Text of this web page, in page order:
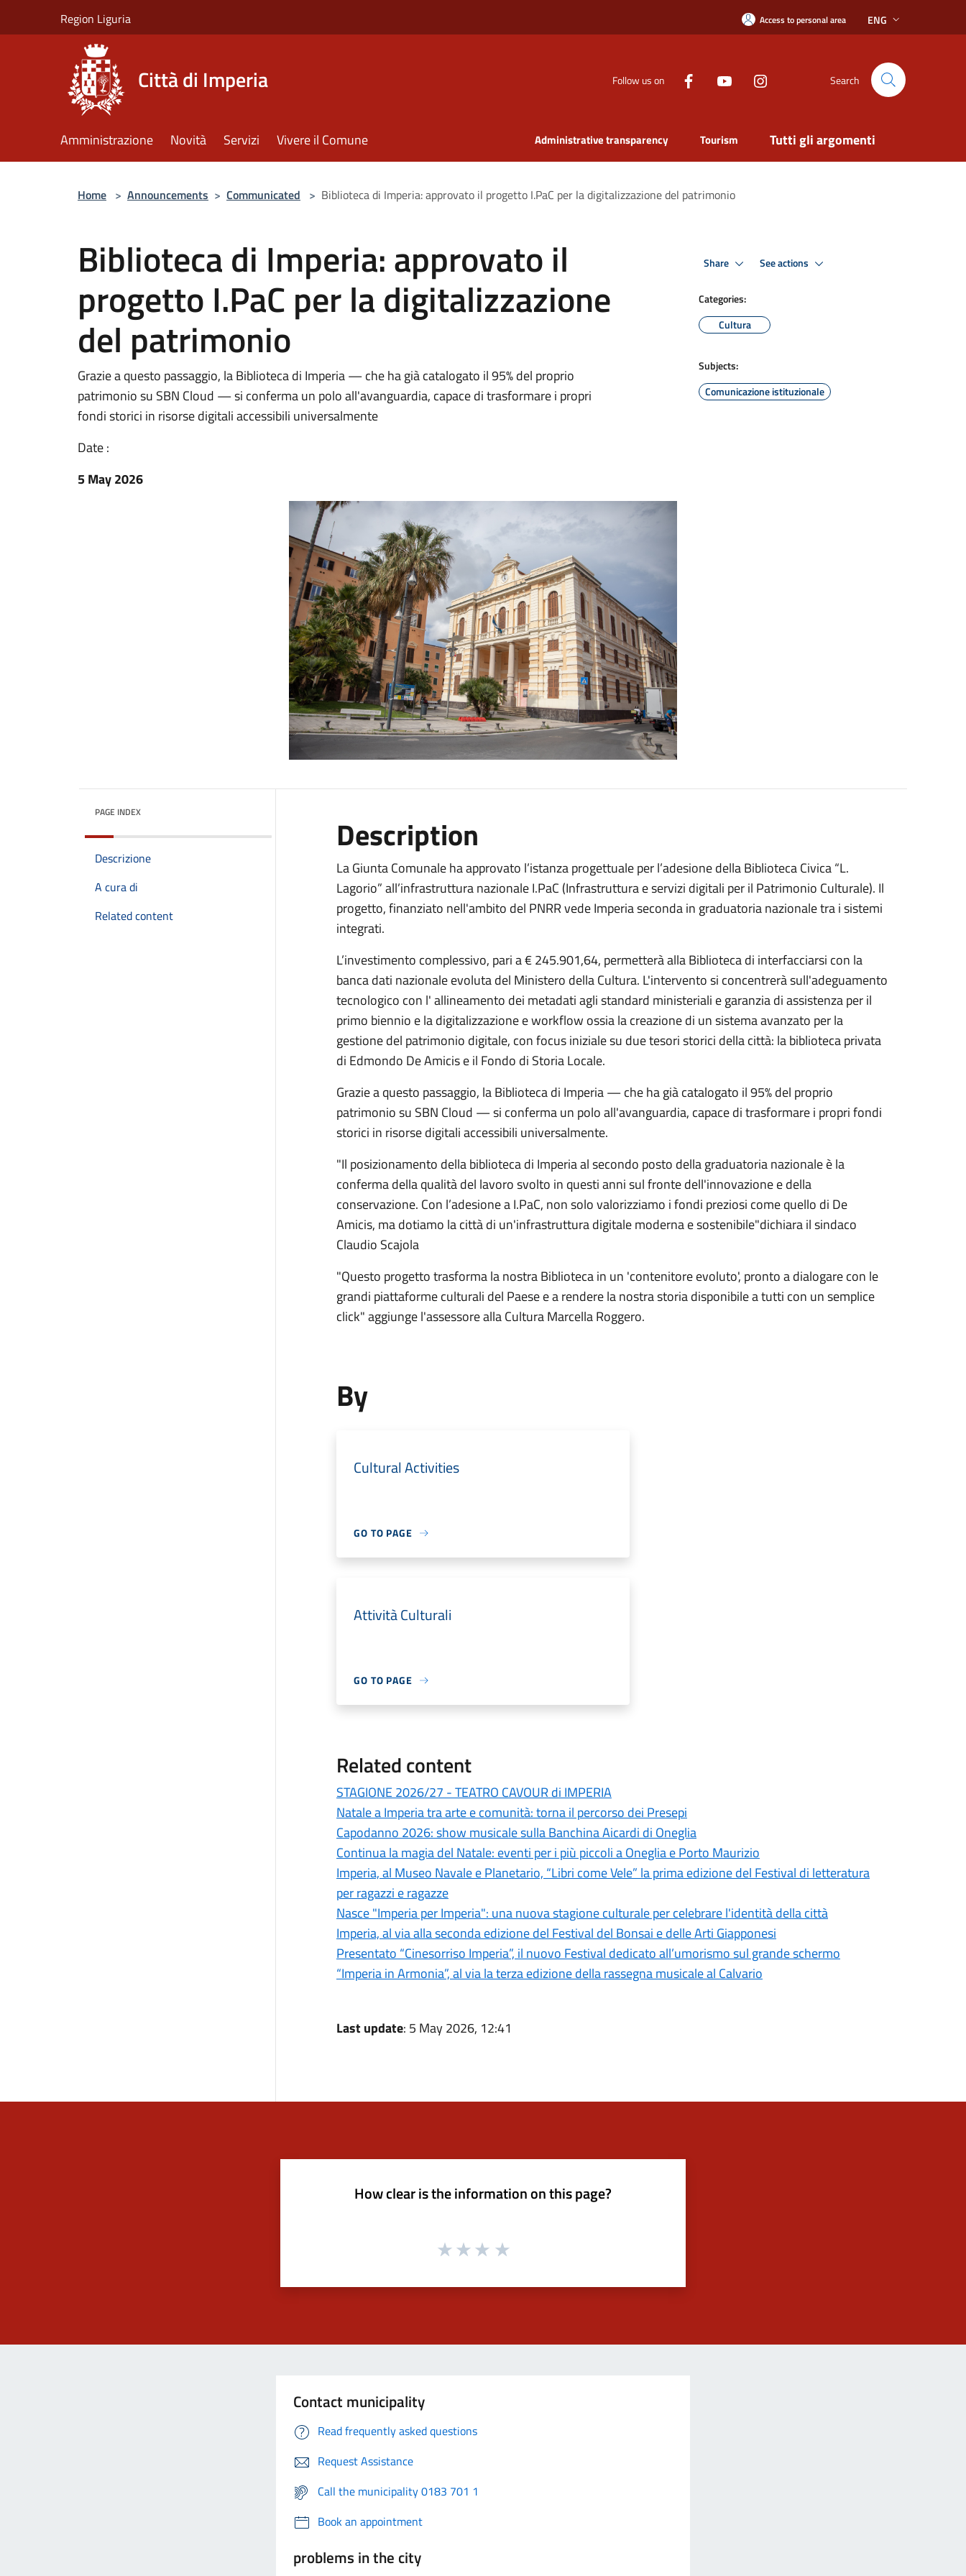
Region Liguria Access to personal area ENG
Città di Imperia Follow us on Search
Amministrazione Novità Servizi Vivere il Comune Administrative transparency Tourism Tutti gli argomenti
Home > Announcements > Communicated > Biblioteca di Imperia: approvato il progetto I.PaC per la digitalizzazione del patrimonio
Biblioteca di Imperia: approvato il
progetto I.PaC per la digitalizzazione
del patrimonio
Grazie a questo passaggio, la Biblioteca di Imperia — che ha già catalogato il 95% del proprio
patrimonio su SBN Cloud — si conferma un polo all'avanguardia, capace di trasformare i propri
fondi storici in risorse digitali accessibili universalmente
Date :
5 May 2026
Share See actions
Categories:
Cultura
Subjects:
Comunicazione istituzionale
PAGE INDEX
Descrizione
A cura di
Related content
Description
La Giunta Comunale ha approvato l’istanza progettuale per l’adesione della Biblioteca Civica “L.
Lagorio” all’infrastruttura nazionale I.PaC (Infrastruttura e servizi digitali per il Patrimonio Culturale). Il
progetto, finanziato nell'ambito del PNRR vede Imperia seconda in graduatoria nazionale tra i sistemi
integrati.
L’investimento complessivo, pari a € 245.901,64, permetterà alla Biblioteca di interfacciarsi con la
banca dati nazionale evoluta del Ministero della Cultura. L'intervento si concentrerà sull'adeguamento
tecnologico con l' allineamento dei metadati agli standard ministeriali e garanzia di assistenza per il
primo biennio e la digitalizzazione e workflow ossia la creazione di un sistema avanzato per la
gestione del patrimonio digitale, con focus iniziale su due tesori storici della città: la biblioteca privata
di Edmondo De Amicis e il Fondo di Storia Locale.
Grazie a questo passaggio, la Biblioteca di Imperia — che ha già catalogato il 95% del proprio
patrimonio su SBN Cloud — si conferma un polo all'avanguardia, capace di trasformare i propri fondi
storici in risorse digitali accessibili universalmente.
"Il posizionamento della biblioteca di Imperia al secondo posto della graduatoria nazionale è la
conferma della qualità del lavoro svolto in questi anni sul fronte dell'innovazione e della
conservazione. Con l’adesione a I.PaC, non solo valorizziamo i fondi preziosi come quello di De
Amicis, ma dotiamo la città di un'infrastruttura digitale moderna e sostenibile"dichiara il sindaco
Claudio Scajola
"Questo progetto trasforma la nostra Biblioteca in un 'contenitore evoluto', pronto a dialogare con le
grandi piattaforme culturali del Paese e a rendere la nostra storia disponibile a tutti con un semplice
click" aggiunge l'assessore alla Cultura Marcella Roggero.
By
Cultural Activities
GO TO PAGE
Attività Culturali
GO TO PAGE
Related content
STAGIONE 2026/27 - TEATRO CAVOUR di IMPERIA
Natale a Imperia tra arte e comunità: torna il percorso dei Presepi
Capodanno 2026: show musicale sulla Banchina Aicardi di Oneglia
Continua la magia del Natale: eventi per i più piccoli a Oneglia e Porto Maurizio
Imperia, al Museo Navale e Planetario, “Libri come Vele” la prima edizione del Festival di letteratura
per ragazzi e ragazze
Nasce "Imperia per Imperia": una nuova stagione culturale per celebrare l'identità della città
Imperia, al via alla seconda edizione del Festival del Bonsai e delle Arti Giapponesi
Presentato “Cinesorriso Imperia”, il nuovo Festival dedicato all’umorismo sul grande schermo
“Imperia in Armonia”, al via la terza edizione della rassegna musicale al Calvario
Last update: 5 May 2026, 12:41
How clear is the information on this page?
Contact municipality
Read frequently asked questions
Request Assistance
Call the municipality 0183 701 1
Book an appointment
problems in the city